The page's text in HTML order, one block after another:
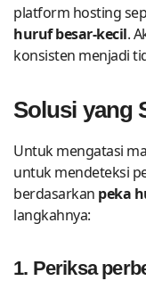
platform hosting
huruf besar-kecil.
konsisten menjadi
Solusi yang
Untuk mengatasi
untuk mendeteksi
berdasarkan peka
langkahnya:
1. Periksa